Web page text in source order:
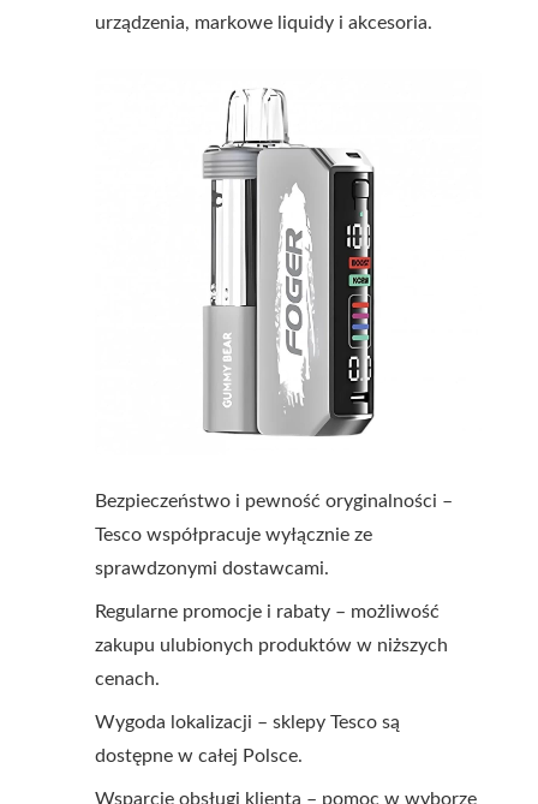
urządzenia, markowe liquidy i akcesoria.
Bezpieczeństwo i pewność oryginalności –
Tesco współpracuje wyłącznie ze
sprawdzonymi dostawcami.
Regularne promocje i rabaty – możliwość
zakupu ulubionych produktów w niższych
cenach.
Wygoda lokalizacji – sklepy Tesco są
dostępne w całej Polsce.
Wsparcie obsługi klienta – pomoc w wyborze